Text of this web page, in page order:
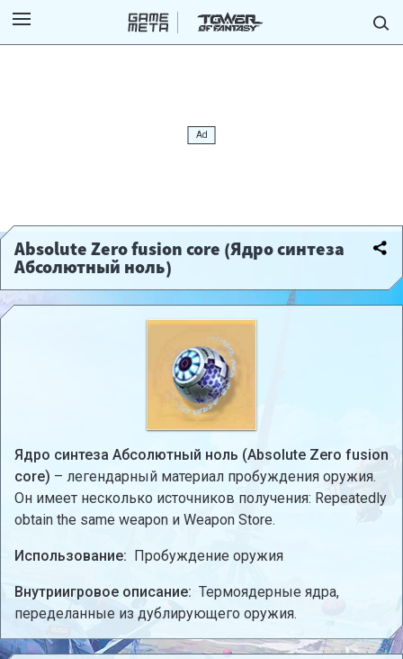
Absolute Zero fusion core (Ядро синтеза
Абсолютный ноль)
Ядро синтеза Абсолютный ноль (Absolute Zero fusion
core) – легендарный материал пробуждения оружия.
Он имеет несколько источников получения: Repeatedly
obtain the same weapon и Weapon Store.
Использование: Пробуждение оружия
Внутриигровое описание: Термоядерные ядра,
переделанные из дублирующего оружия.